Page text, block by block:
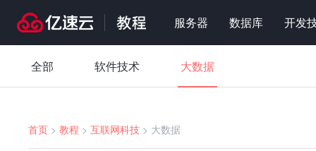
服务器 数据库 开发
全部 软件技术 大数据
首页 > 教程 > 互联网科技 > 大数据